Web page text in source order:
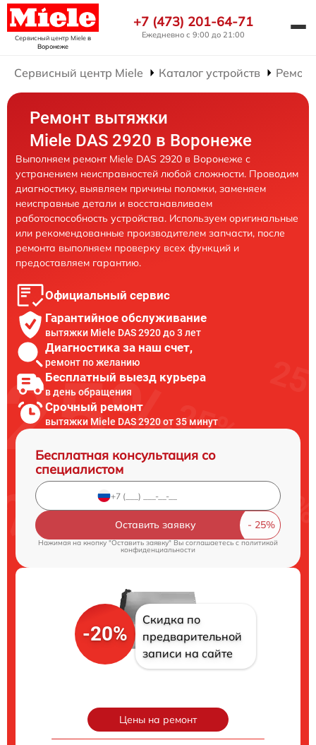
Сервисный центр Mieleв
Воронеже
+7 (473) 201-64-71
Ежедневно с 9:00 до 21:00
Сервисный центр Miele Каталог устройств
Ремонт вытяжки
Miele DAS 2920 в Воронеже
Выполняем ремонт Miele DAS 2920 в Воронеже с
устранением неисправностей любой сложности. Проводим
диагностику, выявляем причины поломки, заменяем
неисправные детали и восстанавливаем
работоспособность устройства. Используем оригинальные
или рекомендованные производителем запчасти, после
ремонта выполняем проверку всех функций и
предоставляем гарантию.
Официальный сервис
Гарантийное обслуживание
вытяжки Miele DAS 2920 до 3 лет
Диагностика за наш счет,
ремонт по желанию
Бесплатный выезд курьера
в день обращения
Срочный ремонт
вытяжки Miele DAS 2920 от 35 минут
Бесплатная консультация со
специалистом
Оставить заявку
Нажимая на кнопку "Оставить заявку" Вы соглашаетесь cполитикой
конфиденциальности
-20%
Скидка по
предварительной
записи на сайте
Цены на ремонт